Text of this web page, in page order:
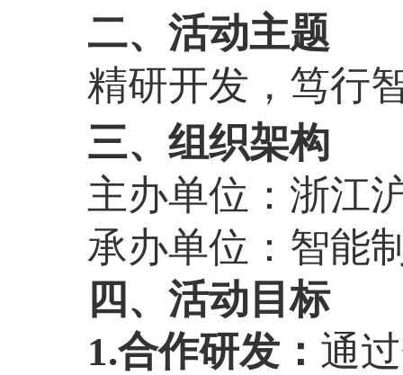
二、活动主题
精研开发，笃行
三、组织架构
主办单位：浙江
承办单位：智能
四、活动目标
1.合作研发： 通